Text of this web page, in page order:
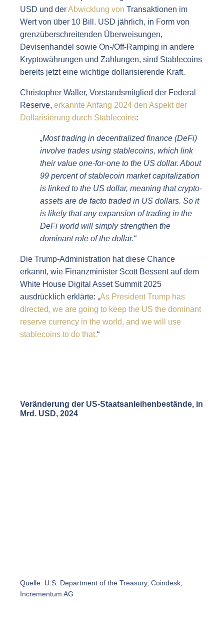
USD und derAbwicklung von Transaktionen im
Wert von über 10 Bill. USD jährlich, in Form von
grenzüberschreitenden Überweisungen,
Devisenhandel sowie On-/Off-Ramping in andere
Kryptowährungen und Zahlungen, sind Stablecoins
bereits jetzt eine wichtige dollarisierende Kraft.
Christopher Waller, Vorstandsmitglied der Federal
Reserve, erkannte Anfang 2024 den Aspekt der
Dollarisierung durch Stablecoins:
„Most trading in decentralized finance (DeFi)
involve trades using stablecoins, which link
their value one-for-one to the US dollar. About
99 percent of stablecoin market capitalization
is linked to the US dollar, meaning that crypto-
assets are de facto traded in US dollars. So it
is likely that any expansion of trading in the
DeFi world will simply strengthen the
dominant role of the dollar.“
Die Trump-Administration hat diese Chance
erkannt, wie Finanzminister Scott Bessent auf dem
White House Digital Asset Summit 2025
ausdrücklich erklärte: „As President Trump has
directed, we are going to keep the US the dominant
reserve currency in the world, and we will use
stablecoins to do that.“
Veränderung der US-Staatsanleihenbestände, in
Mrd. USD, 2024
Quelle: U.S. Department of the Treasury, Coindesk,
Incrementum AG